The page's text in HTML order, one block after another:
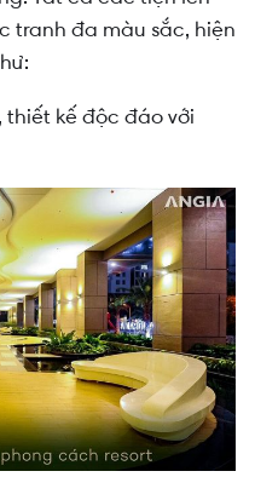
tranh đa màu sắc, hiện
kế độc đáo với